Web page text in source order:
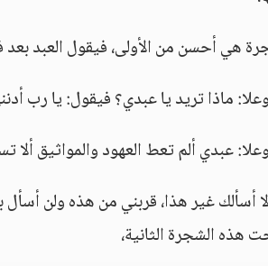
هي أحسن من الأولى، فيقول العبد
ماذا تريد يا عبدي؟ فيقول: يا رب
عبدي ألم تعط العهود والمواثيق ألا
غير هذا، قربني من هذه ولن أسأل
هذه الشجرة الثانية،